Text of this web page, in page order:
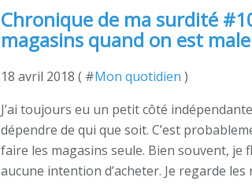
Chronique de ma surdité
magasins quand on est
18 avril 2018 ( #Mon quotidien )
J’ai toujours eu un petit côté
dépendre de qui que soit. C’est
faire les magasins seule. Bien souvent, je
aucune intention d’acheter. Je regarde les